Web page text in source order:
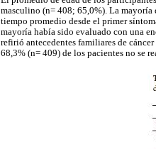
masculino (n= 408; 65,0%). La mayoría
tiempo promedio desde el primer
mayoría había sido evaluado con una
refirió antecedentes familiares de
68,3% (n= 409) de los pacientes no se